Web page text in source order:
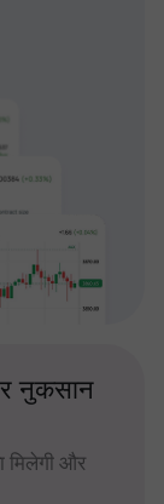
नुकसान
मिलेगी और